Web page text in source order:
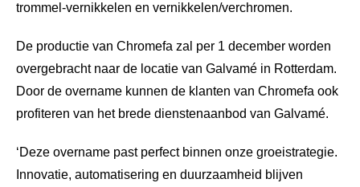
trommel-vernikkelen en vernikkelen/verchromen.
De productie van Chromefa zal per 1 december worden
overgebracht naar de locatie van Galvamé in Rotterdam.
Door de overname kunnen de klanten van Chromefa ook
profiteren van het brede dienstenaanbod van Galvamé.
‘Deze overname past perfect binnen onze groeistrategie.
Innovatie, automatisering en duurzaamheid blijven